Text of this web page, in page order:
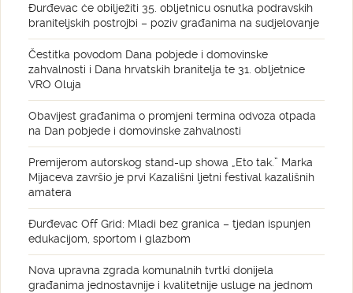
Đurđevac će obilježiti 35. obljetnicu osnutka podravskih
braniteljskih postrojbi – poziv građanima na sudjelovanje
Čestitka povodom Dana pobjede i domovinske
zahvalnosti i Dana hrvatskih branitelja te 31. obljetnice
VRO Oluja
Obavijest građanima o promjeni termina odvoza otpada
na Dan pobjede i domovinske zahvalnosti
Premijerom autorskog stand-up showa „Eto tak.” Marka
Mijaceva završio je prvi Kazališni ljetni festival kazališnih
amatera
Đurđevac Off Grid: Mladi bez granica – tjedan ispunjen
edukacijom, sportom i glazbom
Nova upravna zgrada komunalnih tvrtki donijela
građanima jednostavnije i kvalitetnije usluge na jednom